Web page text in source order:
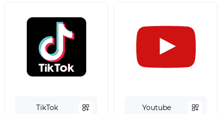
TikTok Youtube